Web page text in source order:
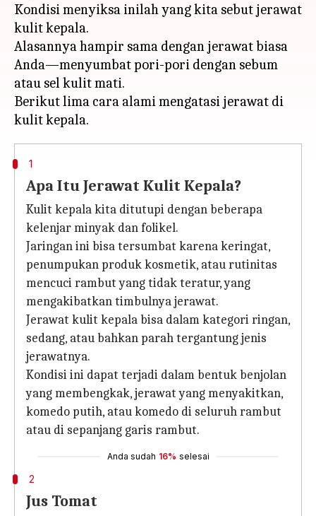
Kondisi menyiksa inilah yang kita sebut jerawat
kulit kepala.
Alasannya hampir sama dengan jerawat biasa
Anda—menyumbat pori-pori dengan sebum
atau sel kulit mati.
Berikut lima cara alami mengatasi jerawat di
1
Apa Itu Jerawat Kulit Kepala?
Kulit kepala kita ditutupi dengan beberapa
kelenjar minyak dan folikel.
Jaringan ini bisa tersumbat karena keringat,
penumpukan produk kosmetik, atau rutinitas
mencuci rambut yang tidak teratur, yang
mengakibatkan timbulnya jerawat.
Jerawat kulit kepala bisa dalam kategori ringan,
sedang, atau bahkan parah tergantung jenis
jerawatnya.
Kondisi ini dapat terjadi dalam bentuk benjolan
yang membengkak, jerawat yang menyakitkan,
komedo putih, atau komedo di seluruh rambut
atau di sepanjang garis rambut.
Anda sudah 16% selesai
2
Jus Tomat